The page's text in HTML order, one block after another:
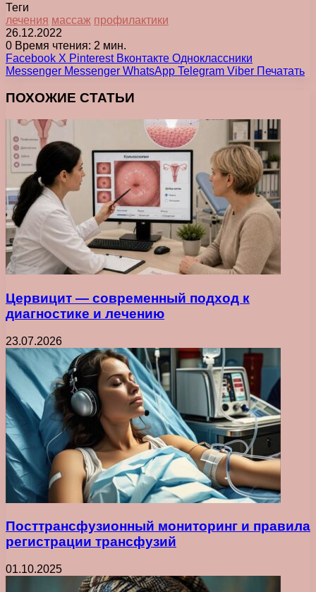
Теги
лечения массаж профилактики
26.12.2022
0 Время чтения: 2 мин.
Facebook X Pinterest Вконтакте Одноклассники
Messenger Messenger WhatsApp Telegram Viber Печатать
ПОХОЖИЕ СТАТЬИ
Цервицит — современный подход к
диагностике и лечению
23.07.2026
Посттрансфузионный мониторинг и правила
регистрации трансфузий
01.10.2025